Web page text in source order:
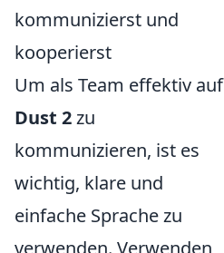
kommunizierst und
kooperierst
Um als Team effektiv auf
Dust 2zu
kommunizieren, ist es
wichtig, klare und
einfache Sprache zu
verwenden. Verwenden